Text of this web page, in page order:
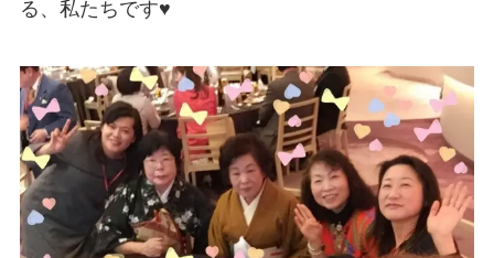
る、私たちです♥